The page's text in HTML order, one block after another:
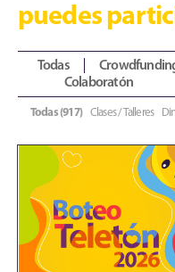
puedes
Todas
Colaboratón
Todas (917) Clases / Talleres